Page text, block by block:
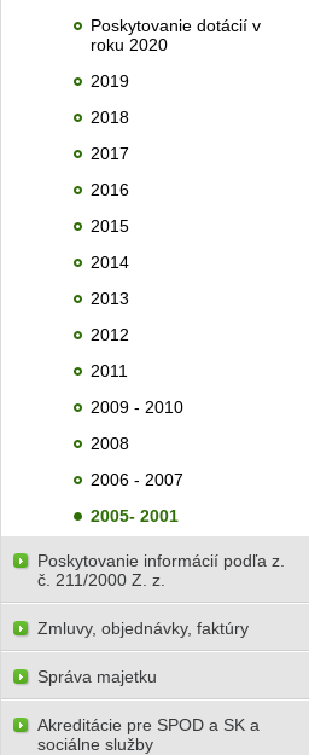
Poskytovanie dotácií v
roku 2020
2019
2018
2017
2016
2015
2014
2013
2012
2011
2009 - 2010
2008
2006 - 2007
2005- 2001
Poskytovanie informácií podľa z.
č. 211/2000 Z. z.
Zmluvy, objednávky, faktúry
Správa majetku
Akreditácie pre SPOD a SK a
sociálne služby